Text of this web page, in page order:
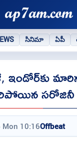
సినిమా ఏపీ
ఇండోర్‌కు
సరోజినీ
10:16Offbeat